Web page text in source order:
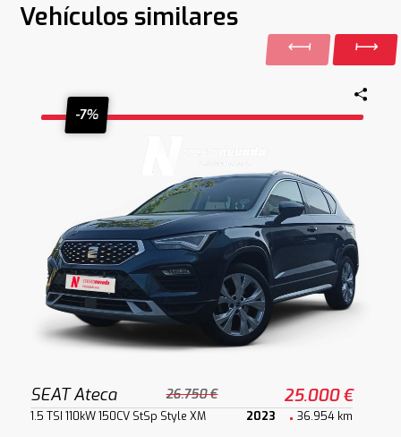
Vehículos similares
-7%
SEAT Ateca 26.750 € 25.000 €
1.5 TSI 110kW 150CV StSp Style XM 2023 36.954 km